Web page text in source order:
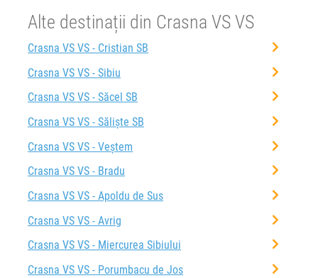
Alte destinații din Crasna VS VS
Crasna VS VS - Cristian SB
Crasna VS VS - Sibiu
Crasna VS VS - Săcel SB
Crasna VS VS - Săliște SB
Crasna VS VS - Veștem
Crasna VS VS - Bradu
Crasna VS VS - Apoldu de Sus
Crasna VS VS - Avrig
Crasna VS VS - Miercurea Sibiului
Crasna VS VS - Porumbacu de Jos